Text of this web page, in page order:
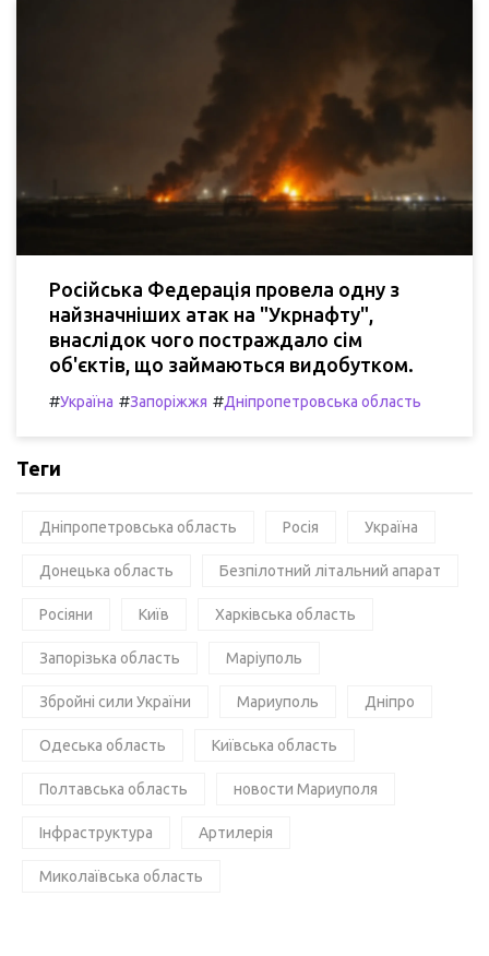
Російська Федерація провела одну з
найзначніших атак на "Укрнафту",
внаслідок чого постраждало сім
об'єктів, що займаються видобутком.
#Україна #Запоріжжя #Дніпропетровська область
Теги
Дніпропетровська область Росія Україна
Донецька область Безпілотний літальний апарат
Росіяни Київ Харківська область
Запорізька область Маріуполь
Збройні сили України Мариуполь Дніпро
Одеська область Київська область
Полтавська область новости Мариуполя
Інфраструктура Артилерія
Миколаївська область